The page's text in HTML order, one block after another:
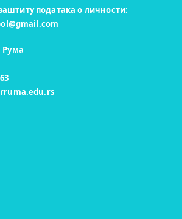
података о личности:
Рума